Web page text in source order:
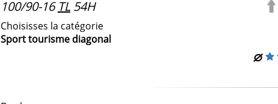
100/90-16 TL54H
Choisisses la catégorie
Sport tourisme diagonal